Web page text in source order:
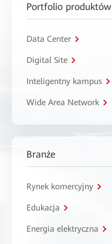
Portfolio produktów
Data Center
Digital Site
Inteligentny kampus
Wide Area Network
Branże
Rynek komercyjny
Edukacja
Energia elektryczna